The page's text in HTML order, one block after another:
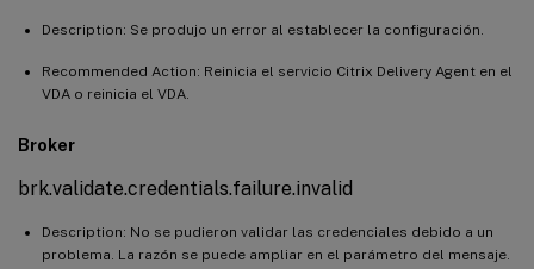
Description: Se produjo un error al establecer la configuración.
Recommended Action: Reinicia el servicio Citrix Delivery Agent en el
VDA o reinicia el VDA.
Broker
brk.validate.credentials.failure.invalid
Description: No se pudieron validar las credenciales debido a un
problema. La razón se puede ampliar en el parámetro del mensaje.